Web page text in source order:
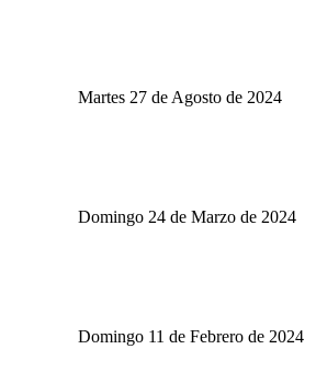
Martes 27 de Agosto de 2024
Domingo 24 de Marzo de 2024
Domingo 11 de Febrero de 2024